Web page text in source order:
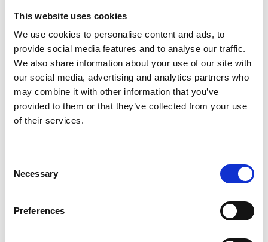
This website uses cookies
We use cookies to personalise content and ads, to
provide social media features and to analyse our traffic.
We also share information about your use of our site with
our social media, advertising and analytics partners who
may combine it with other information that you’ve
provided to them or that they’ve collected from your use
of their services.
Selection
Necessary
Preferences
d'extension
€247,00 €261,20 HT
€298,87 €316,05 TTC
Livraison gratuite en 1-3 jours ouvrables, ou ramasser à
Etten-Leur ou Maaseik (contactez le service clientèle)